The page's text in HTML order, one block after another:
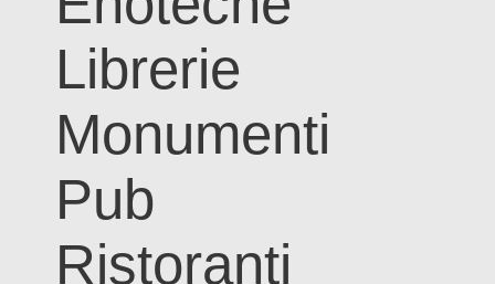
Librerie
Monumenti
Pub
Ristoranti